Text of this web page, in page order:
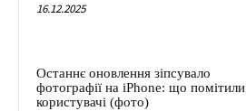
16.12.2025
Останнє оновлення зіпсувало
фотографії на iPhone: що помітили
користувачі (фото)